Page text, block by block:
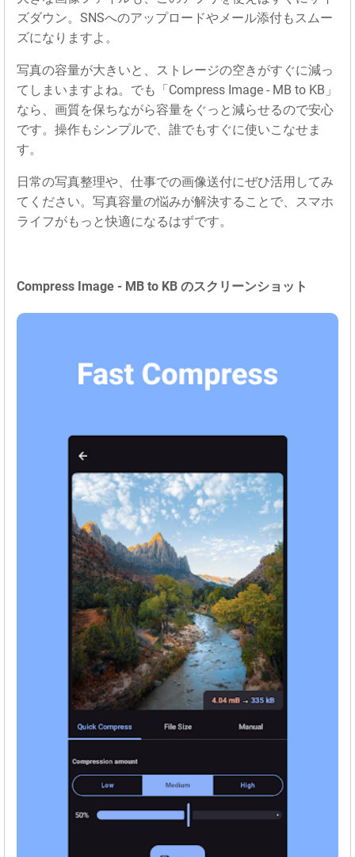
ズダウン。SNSへのアップロードやメール添付もスムー
ズになりますよ。
写真の容量が大きいと、ストレージの空きがすぐに減っ
てしまいますよね。でも「Compress Image - MB to KB」
なら、画質を保ちながら容量をぐっと減らせるので安心
です。操作もシンプルで、誰でもすぐに使いこなせま
す。
日常の写真整理や、仕事での画像送付にぜひ活用してみ
てください。写真容量の悩みが解決することで、スマホ
ライフがもっと快適になるはずです。
Compress Image - MB to KB のスクリーンショット